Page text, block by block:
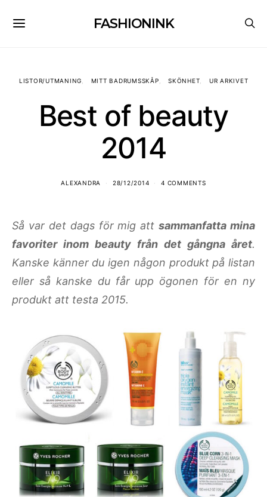
FASHIONINK
LISTOR/UTMANING MITT BADRUMSSKÅP SKÖNHET UR ARKIVET
Best of beauty
2014
ALEXANDRA 28/12/2014 4 COMMENTS
Så var det dags för mig attsammanfatta mina
favoriter inom beauty från det gångna året.
Kanske känner du igen någon produkt på listan
eller så kanske du får upp ögonen för en ny
produkt att testa 2015.